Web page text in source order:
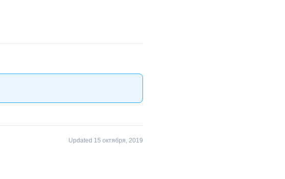
Updated 15 октября, 2019